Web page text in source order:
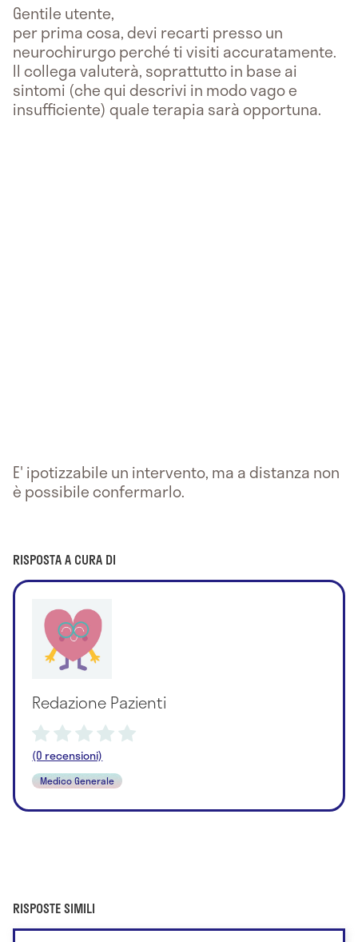
Gentile utente,
per prima cosa, devi recarti presso un
neurochirurgo perché ti visiti accuratamente.
Il collega valuterà, soprattutto in base ai
sintomi (che qui descrivi in modo vago e
insufficiente) quale terapia sarà opportuna.
E' ipotizzabile un intervento, ma a distanza non
è possibile confermarlo.
RISPOSTA A CURA DI
Redazione Pazienti
(0 recensioni)
Medico Generale
RISPOSTE SIMILI